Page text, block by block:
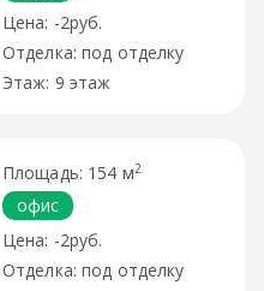
-2руб.
под отделку
9 этаж
154 м2
офис
-2руб.
под отделку